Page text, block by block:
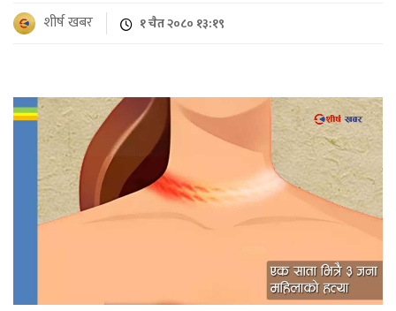
शीर्ष खबर १ चैत २०८० १३:१९